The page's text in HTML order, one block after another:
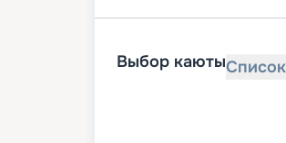
Выбор каютыСписок